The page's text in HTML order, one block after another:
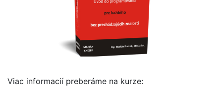
Viac informacií preberáme na kurze: